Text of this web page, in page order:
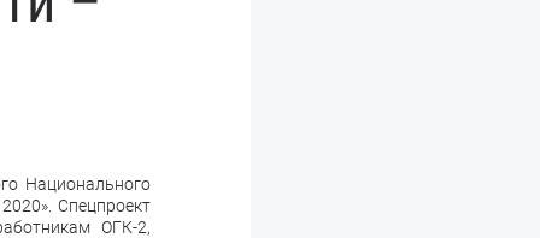
Национального
Спецпроект
ОГК-2,